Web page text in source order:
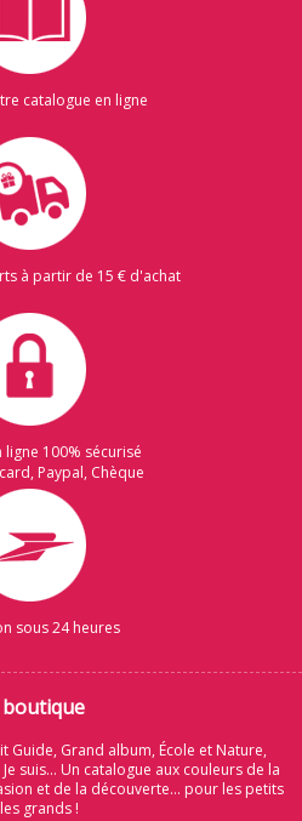
catalogue en ligne
à partir de 15 € d'achat
ligne 100% sécurisé
Paypal, Chèque
sous 24 heures
boutique
Guide, Grand album, École et Nature,
suis... Un catalogue aux couleurs de la
et de la découverte... pour les petits
grands !